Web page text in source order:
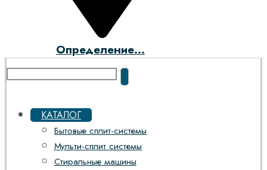
Определение...
КАТАЛОГ
Бытовые сплит-системы
Мульти-сплит системы
Стиральные машины